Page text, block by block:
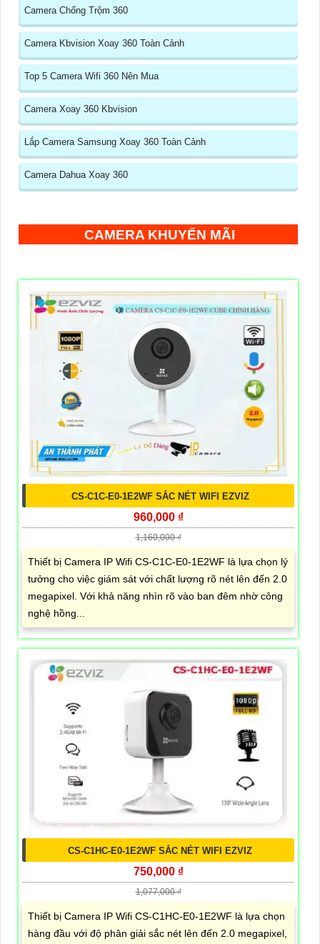
Camera Chống Trộm 360
Camera Kbvision Xoay 360 Toàn Cảnh
Top 5 Camera Wifi 360 Nên Mua
Camera Xoay 360 Kbvision
Lắp Camera Samsung Xoay 360 Toàn Cảnh
Camera Dahua Xoay 360
CAMERA KHUYẾN MÃI
CS-C1C-E0-1E2WF SẮC NÉT WIFI EZVIZ
960,000 ₫
1,160,000 ₫
Thiết bị Camera IP Wifi CS-C1C-E0-1E2WF là lựa chọn lý
tưởng cho việc giám sát với chất lượng rõ nét lên đến 2.0
megapixel. Với khả năng nhìn rõ vào ban đêm nhờ công
nghệ hồng...
CS-C1HC-E0-1E2WF SẮC NÉT WIFI EZVIZ
750,000 ₫
1,077,000 ₫
Thiết bị Camera IP Wifi CS-C1HC-E0-1E2WF là lựa chọn
hàng đầu với độ phân giải sắc nét lên đến 2.0 megapixel,